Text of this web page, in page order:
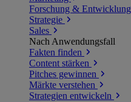
Forschung & Entwicklung
Strategie
Sales
Nach Anwendungsfall
Fakten finden
Content stärken
Pitches gewinnen
Märkte verstehen
Strategien entwickeln